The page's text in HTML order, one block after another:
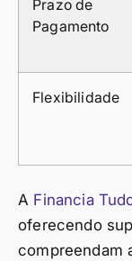
Prazo de
Pagamento
Flexibilidade
A Financia
oferecendo
compreendam